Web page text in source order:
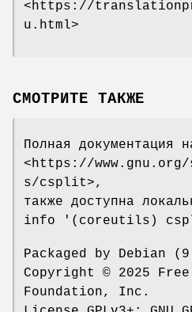
<https://
u.html>
СМОТРИТЕ ТАКЖЕ
Полная документация
<https://
s/csplit>,
также доступна
info '(coreutils)
Packaged by Debian
Copyright © 2025
Foundation, Inc.